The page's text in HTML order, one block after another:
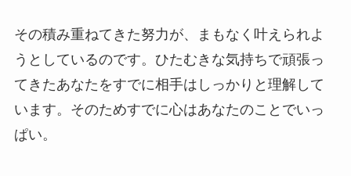
その積み重ねてきた努力が、まもなく叶えられよ
うとしているのです。ひたむきな気持ちで頑張っ
てきたあなたをすでに相手はしっかりと理解して
います。そのためすでに心はあなたのことでいっ
ぱい。